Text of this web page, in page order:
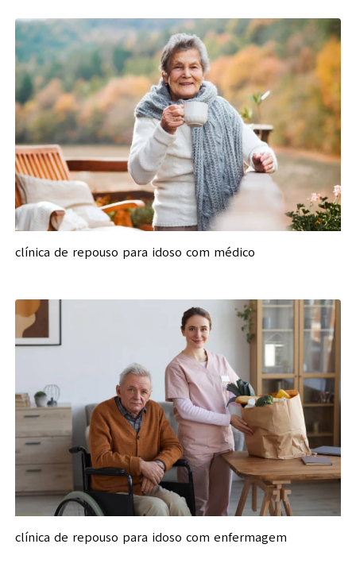
clínica de repouso para idoso com médico
clínica de repouso para idoso com enfermagem